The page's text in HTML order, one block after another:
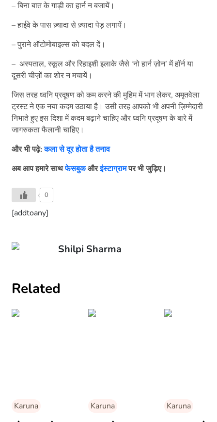
– बिना बात के गाड़ी का हार्न न बजायें।
– हाईवे के पास ज़्यादा से ज़्यादा पेड़ लगायें।
– पुराने ऑटोमोबाइल्स को बदल दें।
– अस्पताल, स्कूल और रिहाइशी इलाके जैसे ‘नो हार्न ज़ोन’ में हॉर्न या
दूसरी चीज़ों का शोर न मचायें।
जिस तरह ध्वनि प्रदूषण को कम करने की मुहिम में भाग लेकर, अमृतवेला
ट्रस्ट ने एक नया कदम उठाया है। उसी तरह आपको भी अपनी ज़िम्मेदारी
निभाते हुए इस दिशा में कदम बढ़ाने चाहिए और ध्वनि प्रदूषण के बारे में
जागरुकता फैलानी चाहिए।
और भी पढ़े:कला से दूर होता है तनाव
अब आप हमारे साथफेसबुकऔरइंस्टाग्रामपर भी जुड़िए।
0
[addtoany]
Shilpi Sharma
Related
Karuna Karuna Karuna